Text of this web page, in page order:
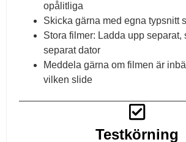
opålitliga
Skicka gärna med egna typsnitt
Stora filmer: Ladda upp separat,
separat dator
Meddela gärna om filmen är
vilken slide
Testkörning